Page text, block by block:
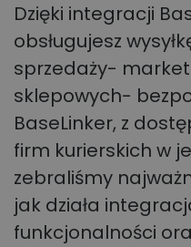
Dzięki integracji
obsługujesz
sprzedaży-
sklepowych-
BaseLinker, z
firm kurierskich w
zebraliśmy
jak działa
funkcjonalności